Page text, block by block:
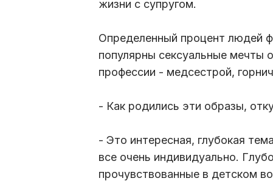
жизни с супругом.
Определенный процент людей
популярны сексуальные мечты
профессии - медсестрой,
- Как родились эти образы,
- Это интересная, глубокая
все очень индивидуально.
прочувствованные в детском